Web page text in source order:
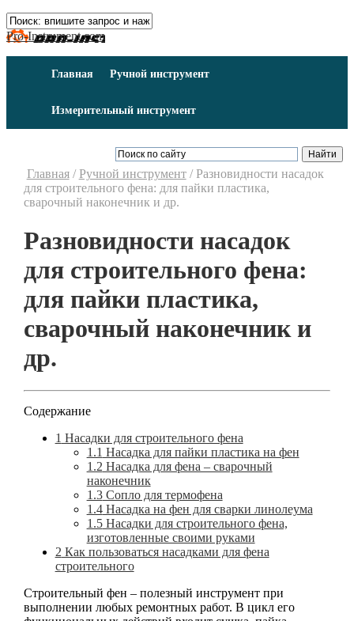
Pro-Instrument.com
Главная Ручной инструмент
Измерительный инструмент
Главная/Ручной инструмент/Разновидности насадок
для строительного фена: для пайки пластика,
сварочный наконечник и др.
Разновидности насадок
для строительного фена:
для пайки пластика,
сварочный наконечник и
др.
Содержание
1 Насадки для строительного фена
1.1 Насадка для пайки пластика на фен
1.2 Насадка для фена – сварочный
наконечник
1.3Сопло для термофена
1.4Насадка на фен для сварки линолеума
1.5Насадки для строительного фена,
изготовленные своими руками
2 Как пользоваться насадками для фена
строительного
Строительный фен – полезный инструмент при
выполнении любых ремонтных работ. В цикл его